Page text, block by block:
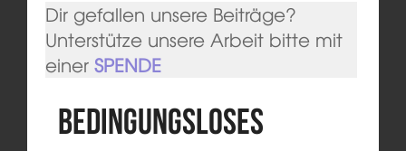
Dir gefallen unsere Beiträge?
Unterstütze unsere Arbeit bitte mit
einer SPENDE
Bedingungsloses